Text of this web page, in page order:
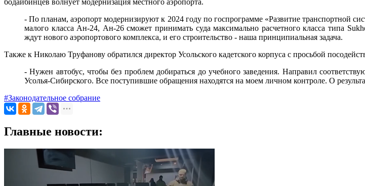
бодайбинцев волнует модернизация местного аэропорта.
- По планам, аэропорт модернизируют к 2024 году по госпрограмме «Развитие транспортной
малого класса Ан-24, Ан-26 сможет принимать суда максимально расчетного класса типа
ждут нового аэропортового комплекса, и его строительство - наша принципиальная задача.
Также к Николаю Труфанову обратился директор Усольского кадетского корпуса с просьбой
- Нужен автобус, чтобы без проблем добираться до учебного заведения. Направил
Усолья-Сибирского. Все поступившие обращения находятся на моем личном контроле. О
#Законодательное собрание
Главные новости: